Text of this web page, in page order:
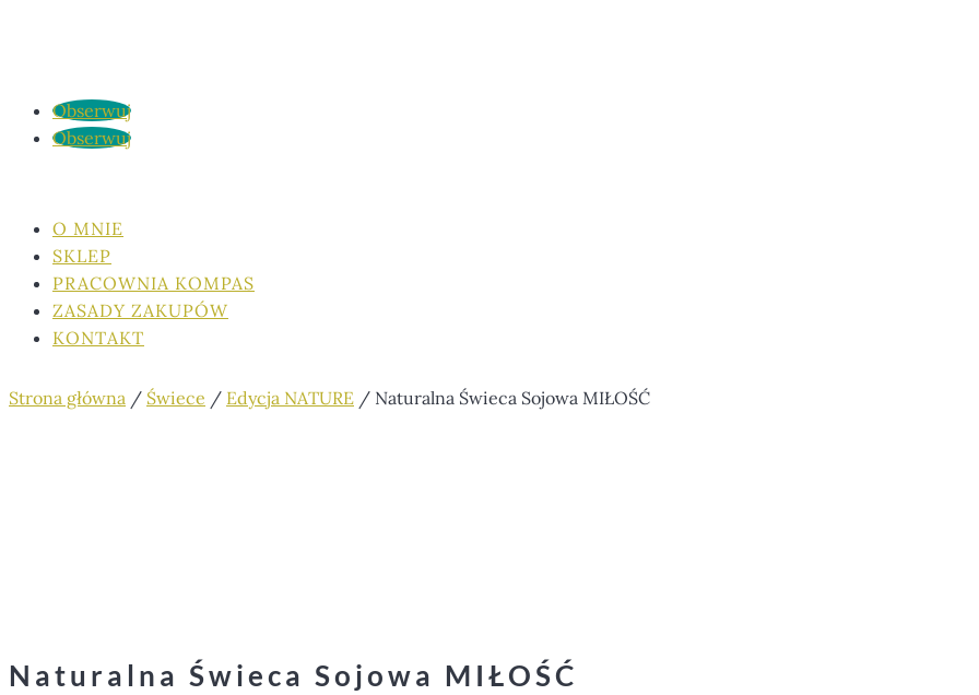
Obserwuj
Obserwuj
O MNIE
SKLEP
PRACOWNIA KOMPAS
ZASADY ZAKUPÓW
KONTAKT
Strona główna / Świece / Edycja NATURE / Naturalna Świeca Sojowa MIŁOŚĆ
Naturalna Świeca Sojowa MIŁOŚĆ